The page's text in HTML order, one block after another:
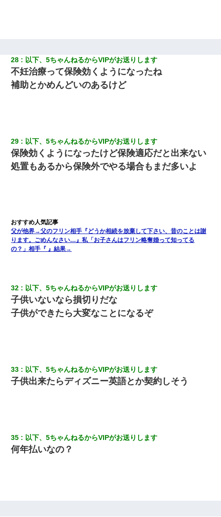
28 以下、5ちゃんねるからVIPがお送りします
不妊治療って保険効くようになったね
補助とかめんどいのあるけど
29 以下、5ちゃんねるからVIPがお送りします
保険効くようになったけど保険適応だと出来ない
処置もあるから保険外でやる場合もまだ多いよ
父が他界→父のフリン相手『どうか相続を放棄して下さい、昔のことは謝
ります。ごめんなさい…』私「お子さんはフリン略奪婚って知ってる
の？」相手『 』結果→
32 以下、5ちゃんねるからVIPがお送りします
子供いないなら損切りだな
子供ができたら大変なことになるぞ
33 以下、5ちゃんねるからVIPがお送りします
子供出来たらディズニー英語とか契約しそう
35 以下、5ちゃんねるからVIPがお送りします
何年払いなの？